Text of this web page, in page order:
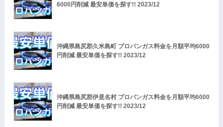
6000円削減 最安単価を探す!! 2023/12
沖縄県島尻郡久米島町 プロパンガス料金を月額平均6000
円削減 最安単価を探す!! 2023/12
沖縄県島尻郡伊是名村 プロパンガス料金を月額平均6000
円削減 最安単価を探す!! 2023/12